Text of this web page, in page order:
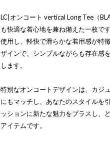
LC|オンコート vertical Long Tee（
も快適な着心地を兼ね備えた一枚で
使用し、軽快で滑らかな着用感が特
ザインで、シンプルながらも存在感
します。
特別なオンコートデザインは、カジ
にもマッチし、あなたのスタイルを
ッションに新たな魅力をプラスし、
アイテムです。